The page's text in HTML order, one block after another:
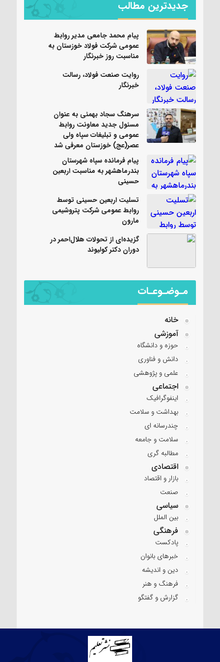
جدیدترین مطالب
پیام محمد جامعی مدیر روابط
عمومی شرکت فولاد خوزستان به
مناسبت روز خبرنگار
روایت صنعت فولاد،‌ رسالت
خبرنگار
سرهنگ سجاد بهمئی به عنوان
مسئول جدید معاونت روابط
عمومی و تبلیغات سپاه ولی
عصر(عج) خوزستان معرفی شد
پیام فرمانده سپاه شهرستان
بندرماهشهر به مناسبت اربعین
حسینی
تسلیت اربعین حسینی توسط
روابط عمومی شرکت پتروشیمی
مارون
گزیده‌ای از تحولات هلال‌احمر در
دوران دکتر کولیوند
مـوضـوعـات
خانه
آموزشی
حوزه و دانشگاه
دانش و فناوری
علمی و پژوهشی
اجتماعی
اینفوگرافیک
بهداشت و سلامت
چندرسانه ای
سلامت و جامعه
مطالبه گری
اقتصادی
بازار و اقتصاد
صنعت
سیاسی
بین الملل
فرهنگی
پادکست
خبرهای بانوان
دین و اندیشه
فرهنگ و هنر
گزارش و گفتگو